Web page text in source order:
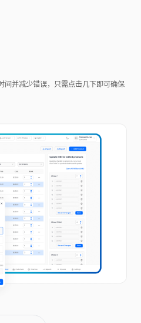
间并减少错误，只需点击几下即可确保